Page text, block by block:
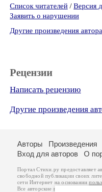
Список читателей / Версия
Заявить о нарушении
Другие произведения
Рецензии
Написать рецензию
Другие произведения
Авторы Произведения
Вход для авторов
О
Портал Стихи.ру предоставляет
свободной публикации своих
сети Интернет на основании
Все авторские права на